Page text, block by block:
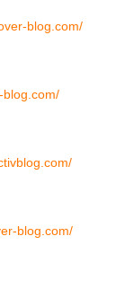
blog.com/
blog.com/
blog.com/